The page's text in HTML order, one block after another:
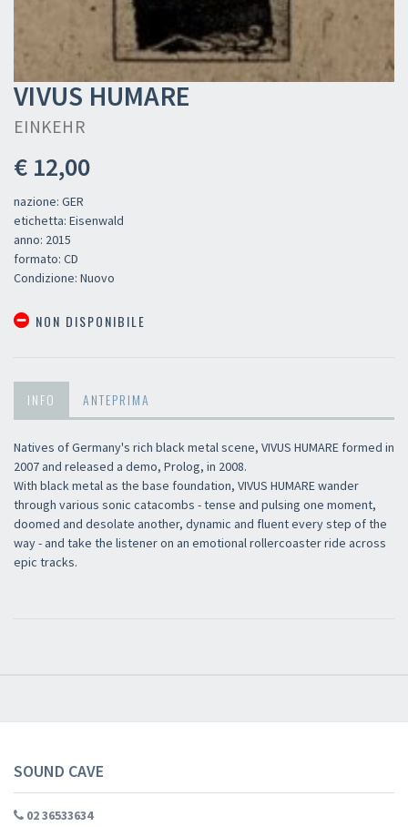
VIVUS HUMARE
EINKEHR
€ 12,00
nazione: GER
etichetta: Eisenwald
anno: 2015
formato: CD
Condizione: Nuovo
NON DISPONIBILE
INFO ANTEPRIMA
Natives of Germany's rich black metal scene, VIVUS HUMARE formed in
2007 and released a demo, Prolog, in 2008.
With black metal as the base foundation, VIVUS HUMARE wander
through various sonic catacombs - tense and pulsing one moment,
doomed and desolate another, dynamic and fluent every step of the
way - and take the listener on an emotional rollercoaster ride across
epic tracks.
SOUND CAVE
02 36533634